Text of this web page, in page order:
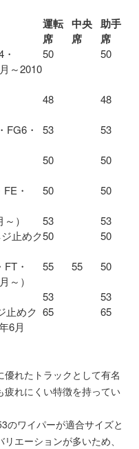
運転
席
中央
席
助手
席
～2010
50 50
48 48
・
53 53
50 50
・
50 50
） 53
53
止めク50 50
・
～）
55 55 50
53
53
止めク
6月
65 65
れたトラックとして有名
疲れにくい特徴を持ってい
のワイパーが適合サイズと
エーションが多いため、